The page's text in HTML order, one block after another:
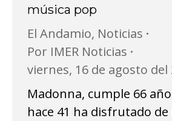
música pop
El Andamio, Noticias
Por IMER Noticias
viernes, 16 de agosto del
Madonna, cumple 66
hace 41 ha disfrutado